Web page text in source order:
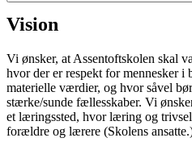
Vision
Vi ønsker, at Assentoftskolen skal
hvor der er respekt for mennesker i
materielle værdier, og hvor såvel
stærke/sunde fællesskaber. Vi
et læringssted, hvor læring og
forældre og lærere (Skolens